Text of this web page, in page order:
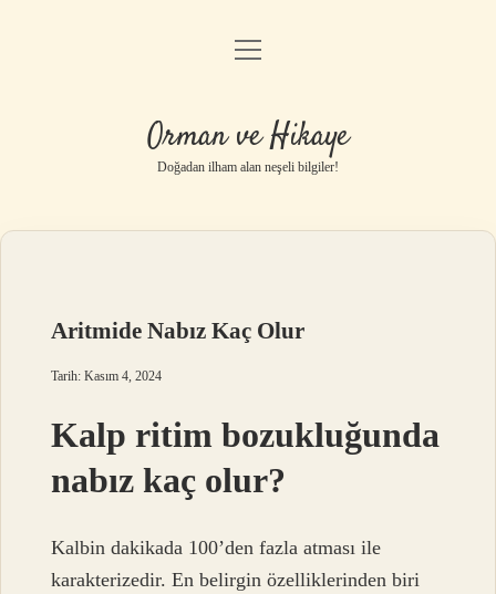
Anasayfa
Yasal Uyarı
menüyü
Orman ve Hikaye
Doğadan ilham alan neşeli bilgiler!
Aritmide Nabız Kaç Olur
Tarih: Kasım 4, 2024
Kalp ritim bozukluğunda
nabız kaç olur?
Kalbin dakikada 100’den fazla atması ile
karakterizedir. En belirgin özelliklerinden biri